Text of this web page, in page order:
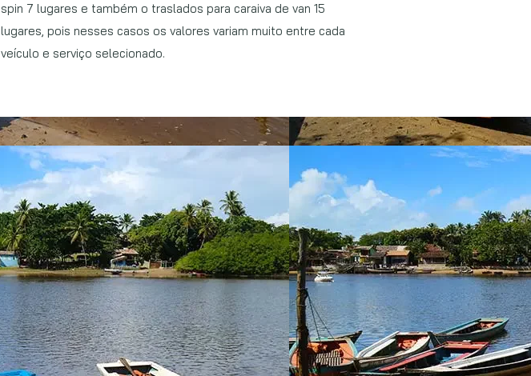
spin 7 lugares e também o traslados para caraiva de van 15
lugares, pois nesses casos os valores variam muito entre cada
veículo e serviço selecionado.